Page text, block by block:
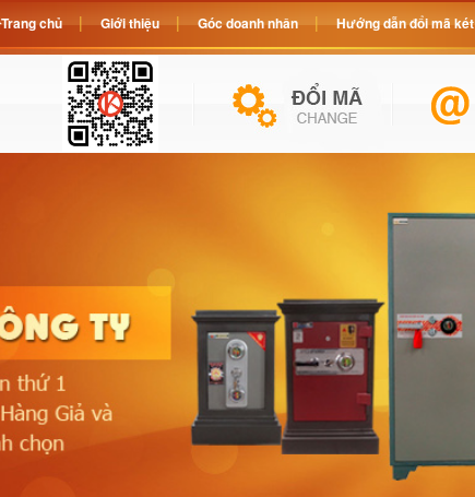
Trang chủ Giới thiệu Góc doanh nhân Hướng dẫn đổi mã két